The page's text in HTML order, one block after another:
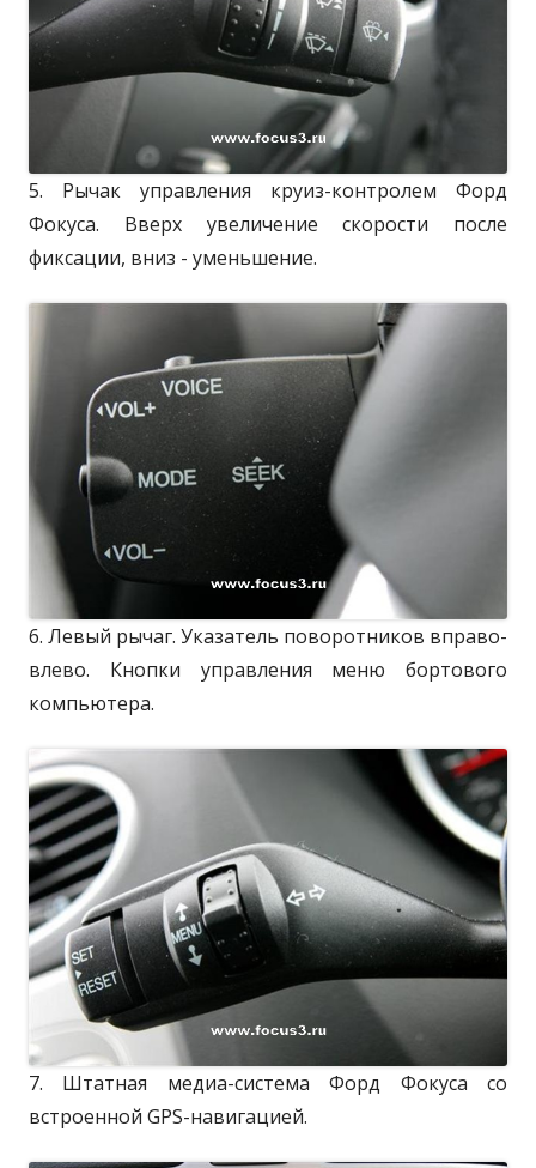
5. Рычак управления круиз-контролем Форд
Фокуса. Вверх увеличение скорости после
фиксации, вниз - уменьшение.
6. Левый рычаг. Указатель поворотников вправо-
влево. Кнопки управления меню бортового
компьютера.
7. Штатная медиа-система Форд Фокуса со
встроенной GPS-навигацией.